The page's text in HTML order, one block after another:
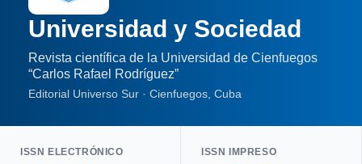
Universidad y Sociedad
Revista científica de la Universidad de Cienfuegos
“Carlos Rafael Rodríguez”
Editorial Universo Sur · Cienfuegos, Cuba
ISSN ELECTRÓNICO ISSN IMPRESO